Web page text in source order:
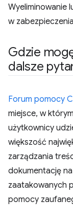
Wyeliminowanie
w
Gdzie
dalsze
Forum pomocy
miejsce, w
użytkownicy
większość
zarządzania
dokumentację
zaatakowanych
pomocy